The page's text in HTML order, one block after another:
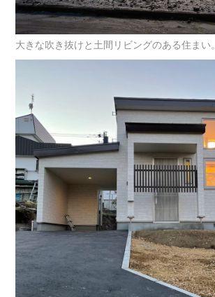
HOME
ご依頼の流れ
お問い合わせ
大きな吹き抜けと土間リビングのある住まい。